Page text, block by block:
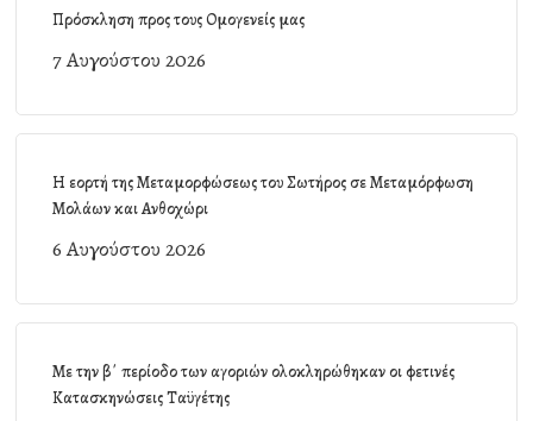
Πρόσκληση προς τους Ομογενείς μας
7 Αυγούστου 2026
Η εορτή της Μεταμορφώσεως του Σωτήρος σε Μεταμόρφωση
Μολάων και Ανθοχώρι
6 Αυγούστου 2026
Με την β΄ περίοδο των αγοριών ολοκληρώθηκαν οι φετινές
Κατασκηνώσεις Ταϋγέτης